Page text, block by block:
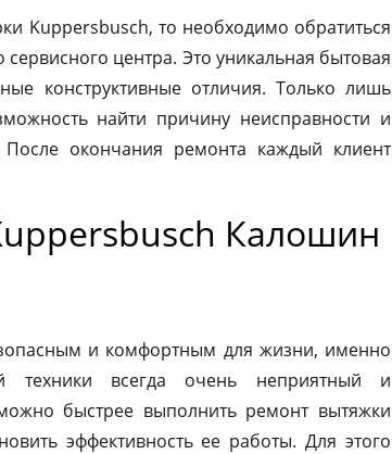
Kuppersbusch, то необходимо обратиться
центра. Это уникальная бытовая
конструктивные отличия. Только лишь
найти причину неисправности и
окончания ремонта каждый клиент
Калошин
и комфортным для жизни, именно
техники всегда очень неприятный и
быстрее выполнить ремонт вытяжки
эффективность ее работы. Для этого